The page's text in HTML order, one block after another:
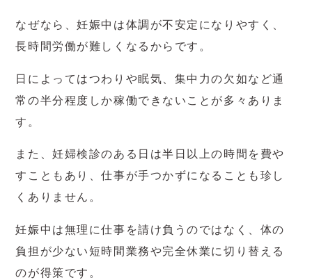
なぜなら、妊娠中は体調が不安定になりやすく、
長時間労働が難しくなるからです。
日によってはつわりや眠気、集中力の欠如など通
常の半分程度しか稼働できないことが多々ありま
す。
また、妊婦検診のある日は半日以上の時間を費や
すこともあり、仕事が手つかずになることも珍し
くありません。
妊娠中は無理に仕事を請け負うのではなく、体の
負担が少ない短時間業務や完全休業に切り替える
のが得策です。